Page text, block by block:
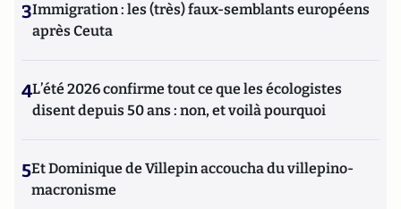
3Immigration : les (très) faux-semblants européens
après Ceuta
4L’été 2026 confirme tout ce que les écologistes
disent depuis 50 ans : non, et voilà pourquoi
5Et Dominique de Villepin accoucha du villepino-
macronisme